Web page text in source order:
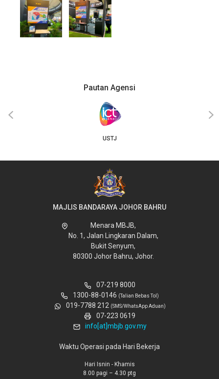
Pautan Agensi
USTJ
‹ ›
MAJLIS BANDARAYA JOHOR BAHRU
Menara MBJB,
No. 1, Jalan Lingkaran Dalam,
Bukit Senyum,
80300 Johor Bahru, Johor.
07-219 8000
1300-88-0146 (Talian Bebas Tol)
019-7788 212 (SMS/WhatsApp Aduan)
07-223 0619
info[at]mbjb.gov.my
Waktu Operasi pada Hari Bekerja
Hari Isnin - Khamis
8.00 pagi – 4.30 ptg